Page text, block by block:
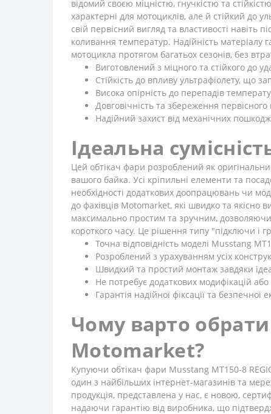
відомий своєю міцністю, гнучкістю та
характерні для мотоциклів, але й стійкий до
свій первісний вигляд та властивості навіть
коливання температур. Надійність матеріалу
мотоцикла протягом багатьох сезонів, без
Виготовлений з міцного та стійкого до
Стійкість до впливу ультрафіолету, що
Висока опірність до перепадів
Довговічність та збереження
Надійний захист від механічних
Ідеальна
Цей обтікач фари розроблений як
вашого байка. Усі кріпильні елементи та
необхідності додаткових доопрацювань чи
до фахівців Motomarket, які швидко та якісно
максимально простим та зручним,
короткого часу. Це рішення типу "підключи і
Точна відповідність моделі Musstang
Розроблений з урахуванням усіх
Швидкий та простий монтаж завдяки
Не потребує додаткових модифікацій
Гарантія надійної фіксації та безпечної
Чому варто обрати
Motomarket?
Купуючи обтікач фари Musstang MT150-8
один з найбільших інтернет-магазинів та
продукція, представлена у нас, є новою,
надаючи гарантію від виробника, що